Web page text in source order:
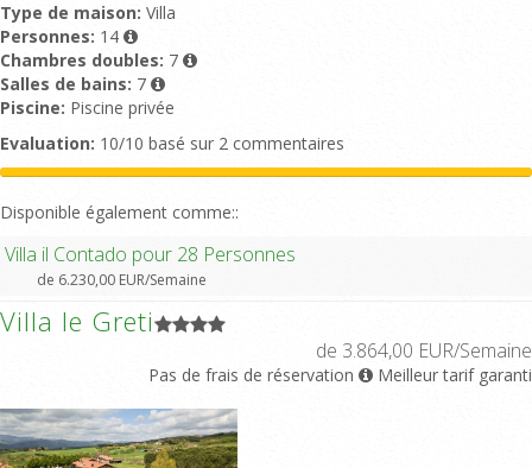
Type de maison: Villa
Personnes: 14
Chambres doubles: 7
Salles de bains: 7
Piscine: Piscine privée
Evaluation: 10/10 basé sur 2 commentaires
Disponible également comme::
Villa il Contado pour 28 Personnes
de 6.230,00 EUR/Semaine
Villa le Greti
de 3.864,00 EUR/Semaine
Pas de frais de réservation Meilleur tarif garanti